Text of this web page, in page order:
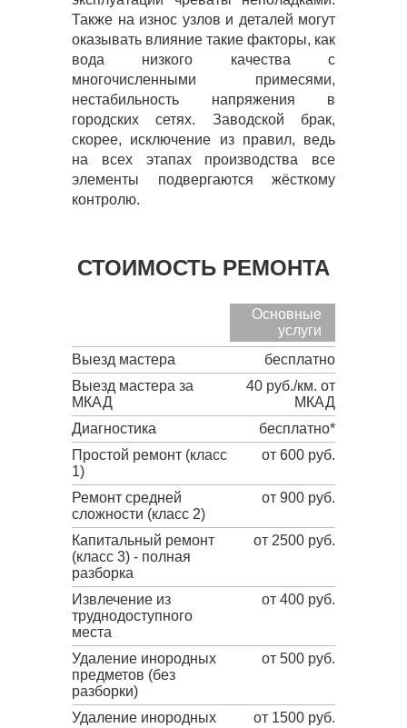
Также на износ узлов и деталей могут
оказывать влияние такие факторы, как
вода низкого качества с
многочисленными примесями,
нестабильность напряжения в
городских сетях. Заводской брак,
скорее, исключение из правил, ведь
на всех этапах производства все
элементы подвергаются жёсткому
контролю.
СТОИМОСТЬ РЕМОНТА
Основные
услуги
Выезд мастера
бесплатно
Выезд мастера за
МКАД
40 руб./км. от
МКАД
Диагностика
бесплатно*
Простой ремонт (класс
1)
от 600 руб.
Ремонт средней
сложности (класс 2)
от 900 руб.
Капитальный ремонт
(класс 3) - полная
разборка
от 2500 руб.
Извлечение из
труднодоступного
места
от 400 руб.
Удаление инородных
предметов (без
разборки)
от 500 руб.
Удаление инородных
от 1500 руб.